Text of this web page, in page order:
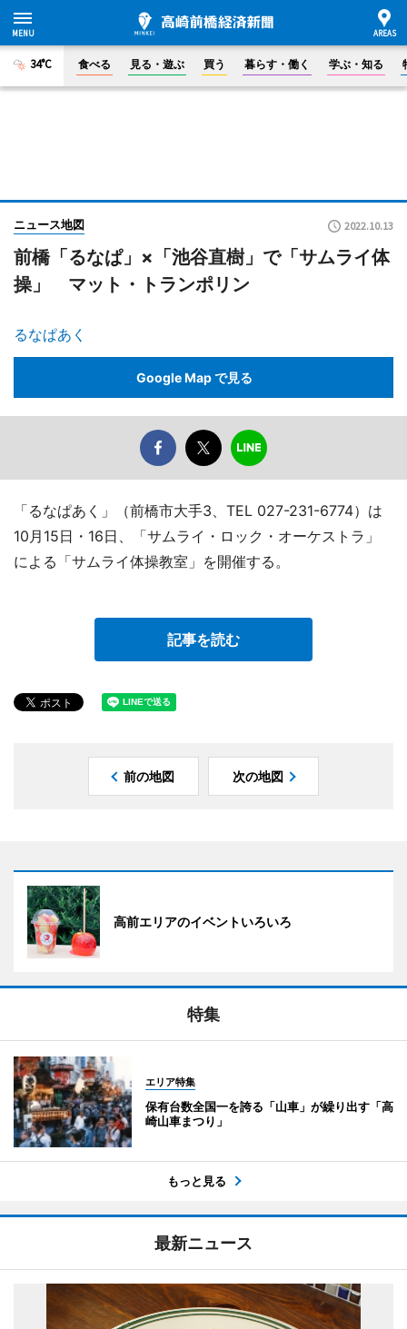
34°C 食べる 見る・遊ぶ 買う 暮らす・働く 学ぶ・知る
ニュース地図 2022.10.13
前橋「るなぱ」×「池谷直樹」で「サムライ体
操」 マット・トランポリン
るなぱあく
Google Map で見る
「るなぱあく」（前橋市大手3、TEL 027-231-6774）は
10月15日・16日、「サムライ・ロック・オーケストラ」
による「サムライ体操教室」を開催する。
記事を読む
前の地図 次の地図
高前エリアのイベントいろいろ
特集
エリア特集
保有台数全国一を誇る「山車」が繰り出す「高
崎山車まつり」
もっと見る
最新ニュース